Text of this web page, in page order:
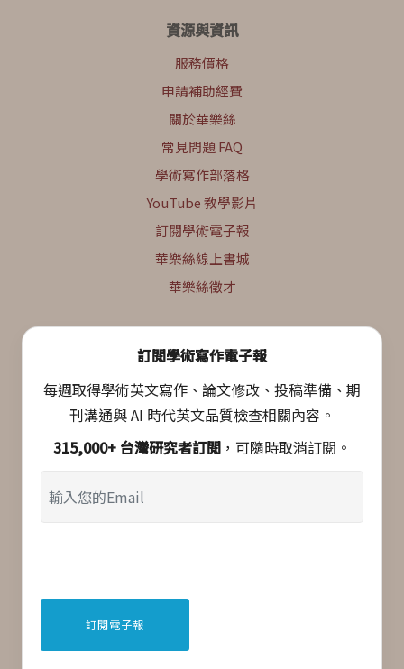
資源與資訊
服務價格
申請補助經費
關於華樂絲
常見問題 FAQ
學術寫作部落格
YouTube 教學影片
訂閱學術電子報
華樂絲線上書城
華樂絲徵才
訂閱學術寫作電子報
每週取得學術英文寫作、論文修改、投稿準備、期
刊溝通與 AI 時代英文品質檢查相關內容。
315,000+ 台灣研究者訂閱 ，可隨時取消訂閱。